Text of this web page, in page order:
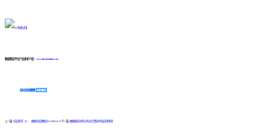
数据集成平台产品更多介绍： www.finedatalink.com
免费体验Demo 咨询方案
上一篇: 扫盲系列（6）：数据仓库建模之OLTP&OLAP 下一篇: 数据集成中的分布式计算技术及应用场景